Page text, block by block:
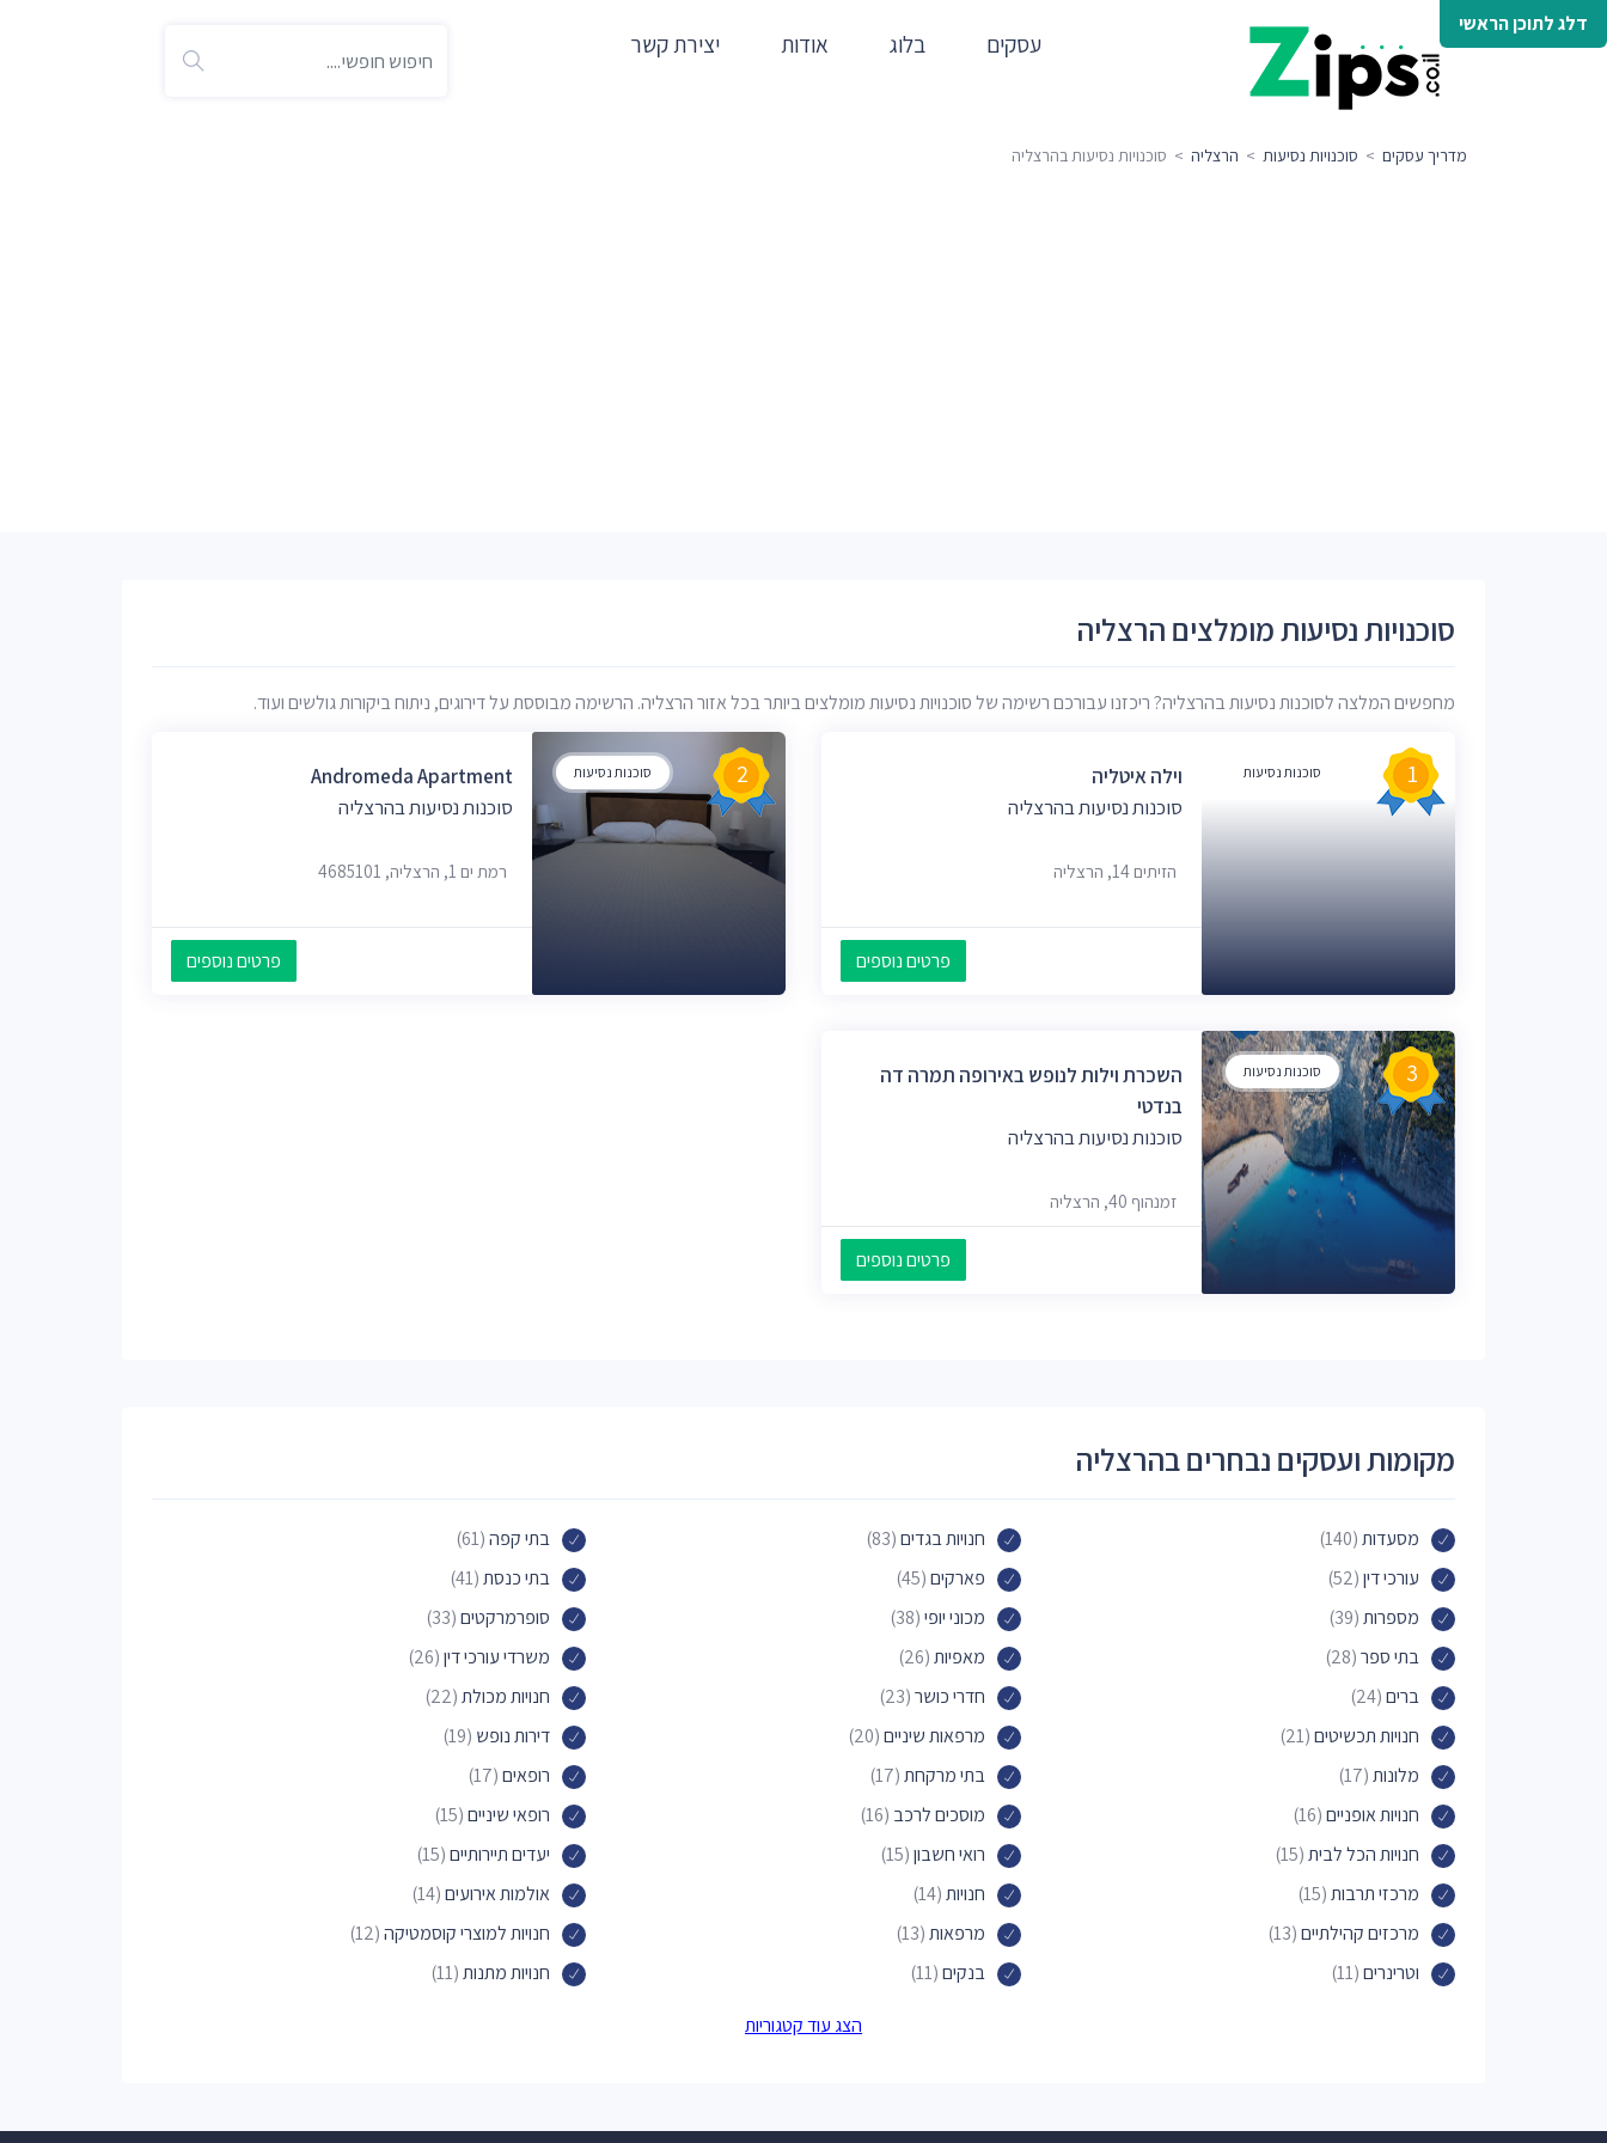
דלג לתוכן הראשי
עסקים בלוג אודות יצירת קשר
מדריך עסקים > סוכנויות נסיעות > הרצליה > סוכנויות נסיעות בהרצליה
סוכנויות נסיעות מומלצים הרצליה
מחפשים המלצה לסוכנות נסיעות בהרצליה? ריכזנו עבורכם רשימה של סוכנויות נסיעות מומלצים ביותר בכל אזור הרצליה. הרשימה מבוססת על דירוגים, ניתוח ביקורות גולשים ועוד.
סוכנות נסיעות 1
וילה איטליה
סוכנות נסיעות בהרצליה
הזיתים 14, הרצליה
פרטים נוספים
סוכנות נסיעות 2
Andromeda Apartment
סוכנות נסיעות בהרצליה
רמת ים 1, הרצליה, 4685101
פרטים נוספים
סוכנות נסיעות 3
השכרת וילות לנופש באירופה תמרה דה
בנדטי
סוכנות נסיעות בהרצליה
זמנהוף 40, הרצליה
פרטים נוספים
מקומות ועסקים נבחרים בהרצליה
מסעדות(140) חנויות בגדים(83) בתי קפה(61)
עורכי דין(52) פארקים(45) בתי כנסת(41)
מספרות(39) מכוני יופי(38) סופרמרקטים(33)
בתי ספר(28) מאפיות(26) משרדי עורכי דין(26)
ברים(24) חדרי כושר(23) חנויות מכולת(22)
חנויות תכשיטים(21) מרפאות שיניים(20) דירות נופש (19)
מלונות(17) בתי מרקחת(17) רופאים(17)
חנויות אופניים(16) מוסכים לרכב (16) רופאי שיניים(15)
חנויות הכל לבית(15) רואי חשבון(15) יעדים תיירותיים(15)
מרכזי תרבות(15) חנויות(14) אולמות אירועים(14)
מרכזים קהילתיים(13) מרפאות(13) חנויות למוצרי קוסמטיקה(12)
וטרינרים(11) בנקים(11) חנויות מתנות(11)
פיזאותרפיסטים(9) בתי כנסת אורתודוקסים(9) מרכזים רפואיים(9)
הצג עוד קטגוריות